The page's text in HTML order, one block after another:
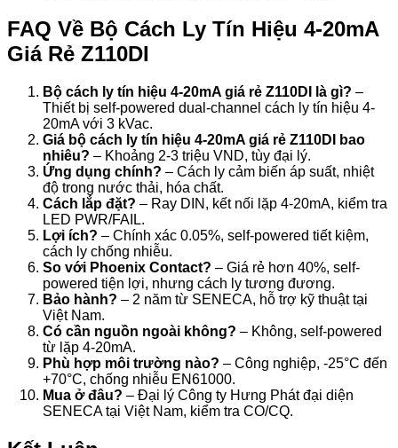
FAQ Về Bộ Cách Ly Tín Hiệu 4-20mA
Giá Rẻ Z110DI
Bộ cách ly tín hiệu 4-20mA giá rẻ Z110DI là gì? –
Thiết bị self-powered dual-channel cách ly tín hiệu 4-
20mA với 3 kVac.
Giá bộ cách ly tín hiệu 4-20mA giá rẻ Z110DI bao
nhiêu? – Khoảng 2-3 triệu VND, tùy đại lý.
Ứng dụng chính? – Cách ly cảm biến áp suất, nhiệt
độ trong nước thải, hóa chất.
Cách lắp đặt? – Ray DIN, kết nối lặp 4-20mA, kiểm tra
LED PWR/FAIL.
Lợi ích? – Chính xác 0.05%, self-powered tiết kiệm,
cách ly chống nhiễu.
So với Phoenix Contact? – Giá rẻ hơn 40%, self-
powered tiện lợi, nhưng cách ly tương đương.
Bảo hành? – 2 năm từ SENECA, hỗ trợ kỹ thuật tại
Việt Nam.
Có cần nguồn ngoài không? – Không, self-powered
từ lặp 4-20mA.
Phù hợp môi trường nào? – Công nghiệp, -25°C đến
+70°C, chống nhiễu EN61000.
Mua ở đâu? – Đại lý Công ty Hưng Phát đại diện
SENECA tại Việt Nam, kiểm tra CO/CQ.